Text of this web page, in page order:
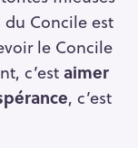
Concile est
le Concile
c’est aimer
, c’est